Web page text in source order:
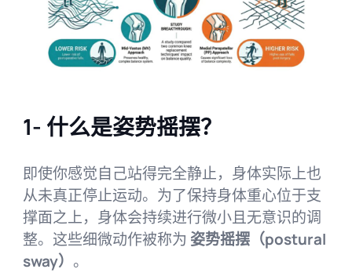
1- 什么是姿势摇摆？
即使你感觉自己站得完全静止，身体实际上也
从未真正停止运动。为了保持身体重心位于支
撑面之上，身体会持续进行微小且无意识的调
整。这些细微动作被称为 姿势摇摆（postural
sway） 。